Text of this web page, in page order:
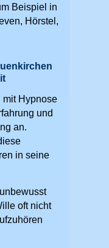
Beispiel in
Hörstel,
mit Hypnose
und
an.
in seine
oft nicht